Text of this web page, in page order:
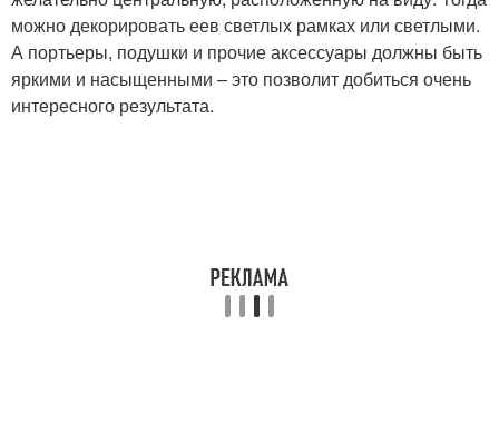
можно декорировать еев светлых рамках или светлыми.
А портьеры, подушки и прочие аксессуары должны быть
яркими и насыщенными – это позволит добиться очень
интересного результата.